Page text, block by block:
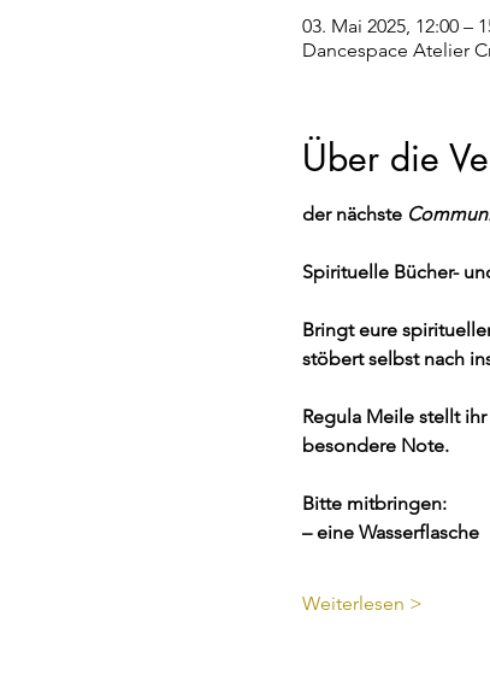
03. Mai 2025, 12:00 –
Dancespace Atelier
Über die
der nächste
Spirituelle Bücher-
Bringt eure
stöbert selbst nach
Regula Meile stellt
besondere Note.
Bitte mitbringen:
– eine Wasserflasche
Weiterlesen >